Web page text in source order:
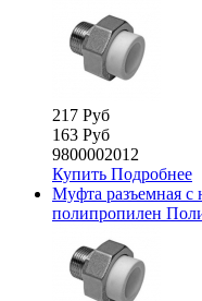
217 Руб
163 Руб
9800002012
Купить Подробнее
Муфта разъемная с
полипропилен